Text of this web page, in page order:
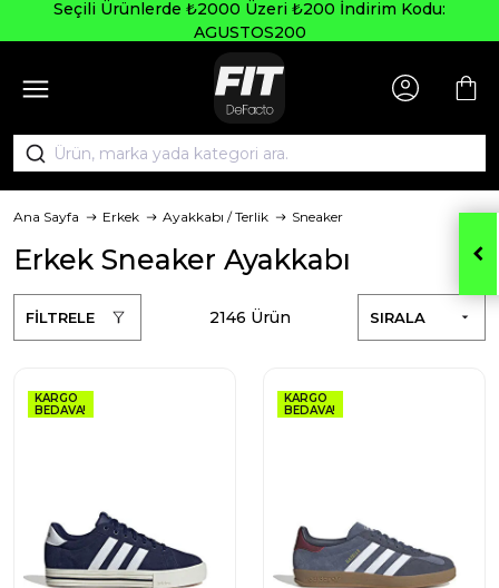
Seçili Ürünlerde ₺2000 Üzeri ₺200 İndirim Kodu:
AGUSTOS200
Ana Sayfa Erkek Ayakkabı / Terlik Sneaker
Erkek Sneaker Ayakkabı
FİLTRELE SIRALA
2146 Ürün
KARGO
BEDAVA!
KARGO
BEDAVA!